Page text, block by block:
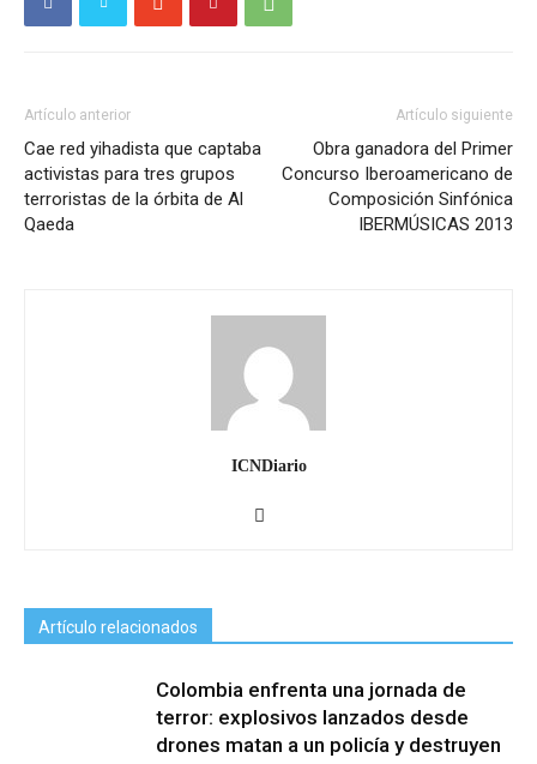
Artículo anterior
Cae red yihadista que captaba
activistas para tres grupos
terroristas de la órbita de Al
Qaeda
Artículo siguiente
Obra ganadora del Primer
Concurso Iberoamericano de
Composición Sinfónica
IBERMÚSICAS 2013
ICNDiario
Artículo relacionados
Colombia enfrenta una jornada de
terror: explosivos lanzados desde
drones matan a un policía y destruyen